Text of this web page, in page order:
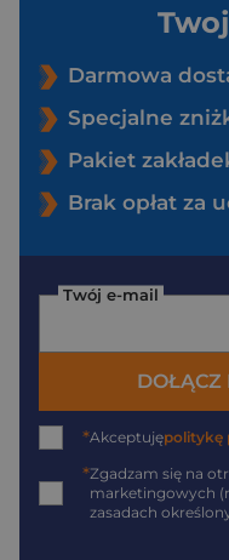
Darmowa
Specjalne
Pakiet
Brak opłat za
Twój e-mail
DOŁĄCZ
*Akceptujępolitykę
*Zgadzam się na
marketingowych
zasadach